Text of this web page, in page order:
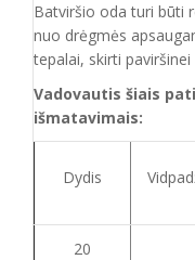
Batviršio oda turi būti
nuo drėgmės
tepalai, skirti paviršinei
Vadovautis šiais
išmatavimais:
Dydis
20